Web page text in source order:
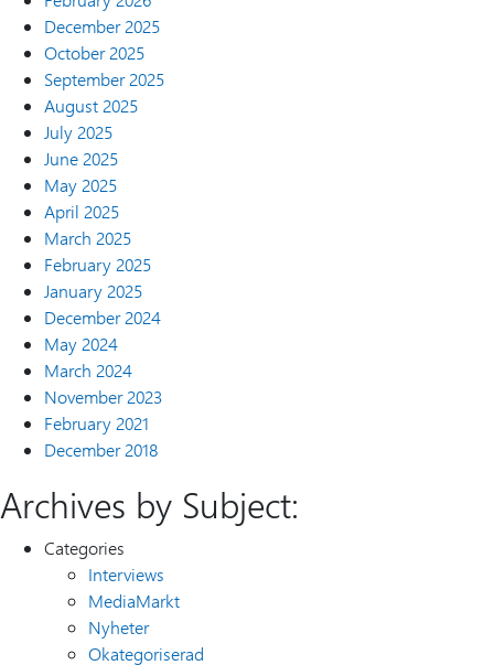
December 2025
October 2025
September 2025
August 2025
July 2025
June 2025
May 2025
April 2025
March 2025
February 2025
January 2025
December 2024
May 2024
March 2024
November 2023
February 2021
December 2018
Archives by Subject:
Categories
Interviews
MediaMarkt
Nyheter
Okategoriserad